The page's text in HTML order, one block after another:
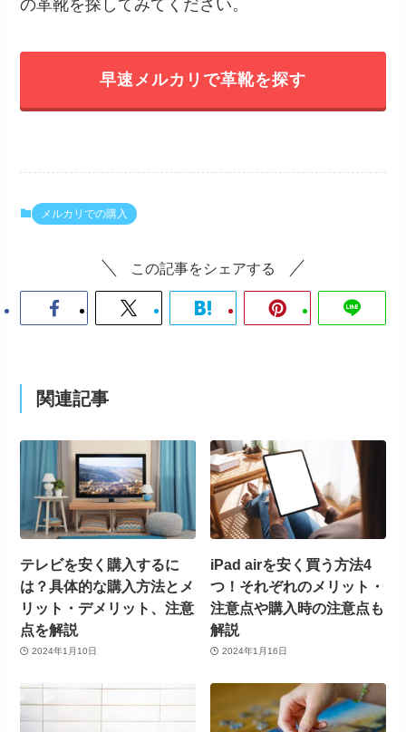
の革靴を探してみてください。
早速メルカリで革靴を探す
メルカリでの購入
この記事をシェアする
関連記事
テレビを安く購入するに
は？具体的な購入方法とメ
リット・デメリット、注意
点を解説
2024年1月10日
iPad airを安く買う方法4
つ！それぞれのメリット・
注意点や購入時の注意点も
解説
2024年1月16日